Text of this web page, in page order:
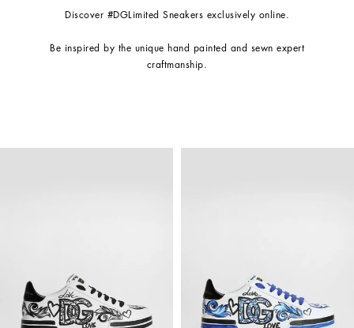
Be inspired by the unique hand painted and sewn expert